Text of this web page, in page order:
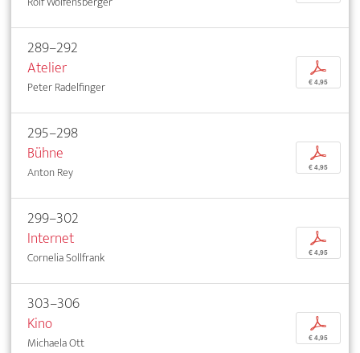
289–292
Atelier
Peter Radelfinger
p
€ 4,95
295–298
Bühne
Anton Rey
p
€ 4,95
299–302
Internet
Cornelia Sollfrank
p
€ 4,95
303–306
Kino
Michaela Ott
p
€ 4,95